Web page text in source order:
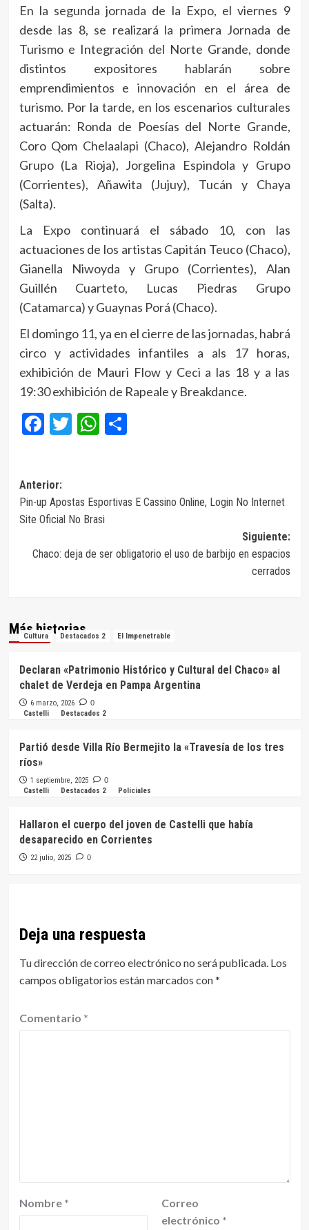
En la segunda jornada de la Expo, el viernes 9
desde las 8, se realizará la primera Jornada de
Turismo e Integración del Norte Grande, donde
distintos expositores hablarán sobre
emprendimientos e innovación en el área de
turismo. Por la tarde, en los escenarios culturales
actuarán: Ronda de Poesías del Norte Grande,
Coro Qom Chelaalapi (Chaco), Alejandro Roldán
Grupo (La Rioja), Jorgelina Espindola y Grupo
(Corrientes), Añawita (Jujuy), Tucán y Chaya
(Salta).
La Expo continuará el sábado 10, con las
actuaciones de los artistas Capitán Teuco (Chaco),
Gianella Niwoyda y Grupo (Corrientes), Alan
Guillén Cuarteto, Lucas Piedras Grupo
(Catamarca) y Guaynas Porá (Chaco).
El domingo 11, ya en el cierre de las jornadas, habrá
circo y actividades infantiles a als 17 horas,
exhibición de Mauri Flow y Ceci a las 18 y a las
19:30 exhibición de Rapeale y Breakdance.
Facebook
Twitter
WhatsApp
Compartir
Navegación
de
Anterior:
Pin-up Apostas Esportivas E Cassino Online, Login No Internet
Site Oficial No Brasi
Siguiente:
Chaco: deja de ser obligatorio el uso de barbijo en espacios
cerrados
Más historias
Cultura Destacados 2 El Impenetrable
Declaran «Patrimonio Histórico y Cultural del Chaco» al
chalet de Verdeja en Pampa Argentina
6 marzo, 2026 0
Castelli Destacados 2
Partió desde Villa Río Bermejito la «Travesía de los tres
ríos»
1 septiembre, 2025 0
Castelli Destacados 2 Policiales
Hallaron el cuerpo del joven de Castelli que había
desaparecido en Corrientes
22 julio, 2025 0
Deja una respuesta
Tu dirección de correo electrónico no será publicada. Los
campos obligatorios están marcados con*
Comentario *
Nombre *
Correo
electrónico *